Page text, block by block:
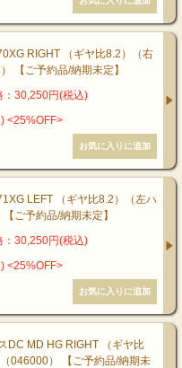
RIGHT （ギヤ比8.2）（右
【ご予約品/納期未定】
：30,250円(税込)
<25%OFF>
LEFT （ギヤ比8.2）（左ハ
ご予約品/納期未定】
：30,250円(税込)
<25%OFF>
MD HG RIGHT （ギヤ比
046000） 【ご予約品/納期未